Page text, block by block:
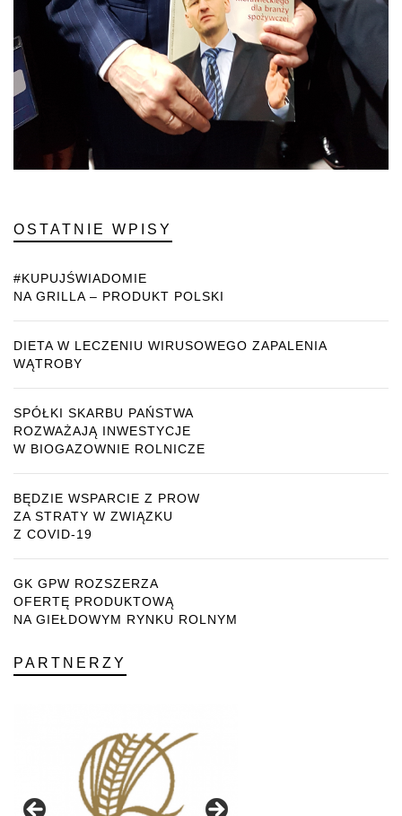
OSTATNIE WPISY
#KUPUJŚWIADOMIE
NA GRILLA – PRODUKT POLSKI
DIETA W LECZENIU WIRUSOWEGO ZAPALENIA
WĄTROBY
SPÓŁKI SKARBU PAŃSTWA
ROZWAŻAJĄ INWESTYCJE
W BIOGAZOWNIE ROLNICZE
BĘDZIE WSPARCIE Z PROW
ZA STRATY W ZWIĄZKU
Z COVID-19
GK GPW ROZSZERZA
OFERTĘ PRODUKTOWĄ
NA GIEŁDOWYM RYNKU ROLNYM
PARTNERZY